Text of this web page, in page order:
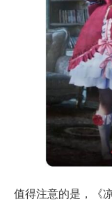
值得注意的是，《